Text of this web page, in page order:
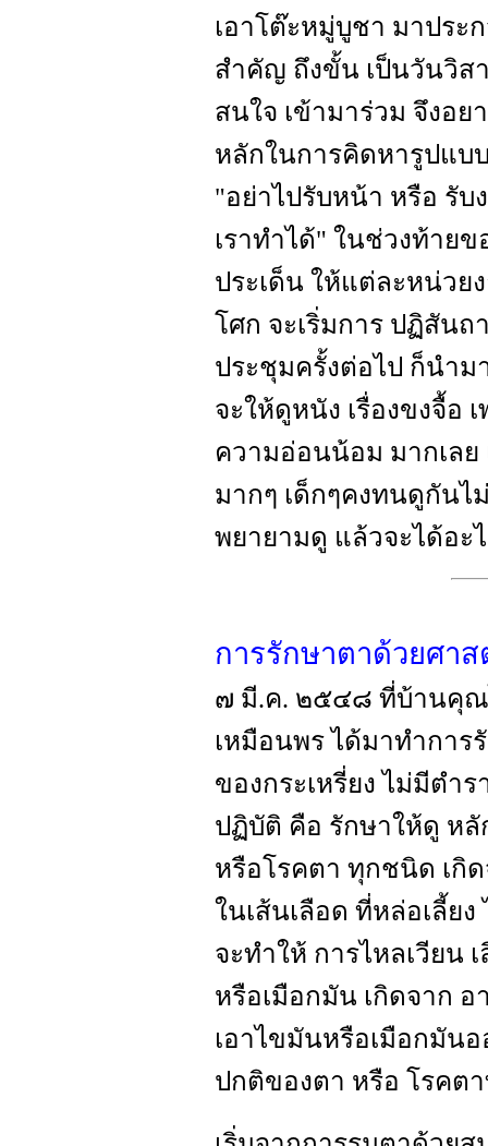
เอาโต๊ะหมู่บูชา มาประ
สำคัญ ถึงขั้น เป็นวันวิส
สนใจ เข้ามาร่วม จึงอ
หลักในการคิดหารูปแบ
"อย่าไปรับหน้า หรือ รับ
เราทำได้" ในช่วงท้าย
ประเด็น ให้แต่ละหน่วย
โศก จะเริ่มการ ปฏิสันถ
ประชุมครั้งต่อไป ก็นำ
จะให้ดูหนัง เรื่องขงจื้อ
ความอ่อนน้อม มากเลย
มากๆ เด็กๆคงทนดูกันไ
พยายามดู แล้วจะได้อะ
การรักษาตาด้วยศา
๗ มี.ค. ๒๕๔๘ ที่บ้านคุณ
เหมือนพร ได้มาทำกา
ของกระเหรี่ยง ไม่มีตำ
ปฏิบัติ คือ รักษาให้ดู ห
หรือโรคตา ทุกชนิด เกิ
ในเส้นเลือด ที่หล่อเลี้ย
จะทำให้ การไหลเวียน
หรือเมือกมัน เกิดจาก
เอาไขมันหรือเมือกมัน
ปกติของตา หรือ โรคต